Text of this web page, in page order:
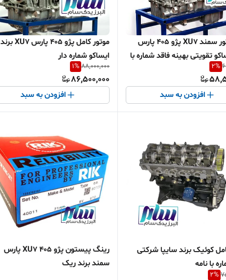
نیم موتور سمند XU7 پژو 405 پارس
تقویتی بهینه فاقد شماره با
2%
افزودن به سبد
موتور کامل پژو 405 پارس XU7 برند
ایساکو شماره دار
88,000,000
1%
86,500,000
افزودن به سبد
کوئیک برند سایپا شرکتی
با نامه
2%
رینگ پیستون پژو 405 XU7 پارس
سمند برند ریک